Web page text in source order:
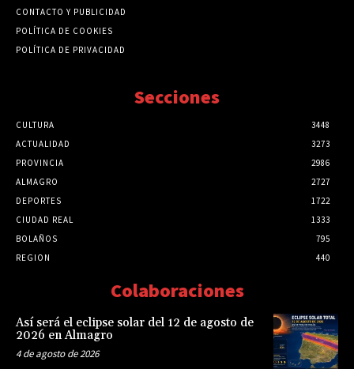
CONTACTO Y PUBLICIDAD
POLÍTICA DE COOKIES
POLÍTICA DE PRIVACIDAD
Secciones
CULTURA
3448
ACTUALIDAD
3273
PROVINCIA
2986
ALMAGRO
2727
DEPORTES
1722
CIUDAD REAL
1333
BOLAÑOS
795
REGION
440
Colaboraciones
Así será el eclipse solar del 12 de agosto de
2026 en Almagro
4 de agosto de 2026